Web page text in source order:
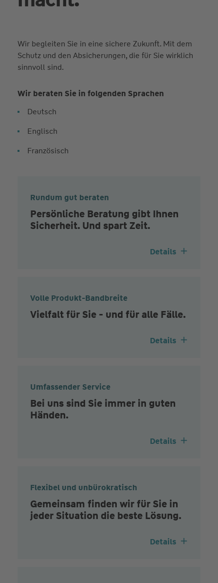
Wir begleiten Sie in eine sichere Zukunft. Mit dem
Schutz und den Absicherungen, die für Sie wirklich
sinnvoll sind.
Wir beraten Sie in folgenden Sprachen
Deutsch
Englisch
Französisch
Rundum gut beraten
Persönliche Beratung gibt Ihnen
Sicherheit. Und spart Zeit.
Details
Volle Produkt-Bandbreite
Vielfalt für Sie - und für alle Fälle.
Details
Umfassender Service
Bei uns sind Sie immer in guten
Händen.
Details
Flexibel und unbürokratisch
Gemeinsam finden wir für Sie in
jeder Situation die beste Lösung.
Details